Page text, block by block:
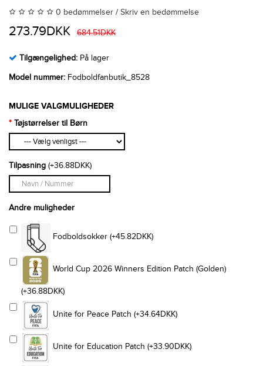
0 bedømmelser / Skriv en bedømmelse
273.79DKK 684.51DKK
Tilgængelighed: På lager
Model nummer: Fodboldfanbutik_8528
MULIGE VALGMULIGHEDER
Tøjstørrelser til Børn
Tilpasning (+36.88DKK)
Andre muligheder
Fodboldsokker (+45.82DKK)
World Cup 2026 Winners Edition Patch (Golden)
(+36.88DKK)
Unite for Peace Patch (+34.64DKK)
Unite for Education Patch (+33.90DKK)